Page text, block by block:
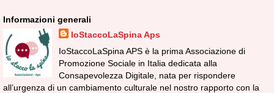
Informazioni generali
IoStaccoLaSpina Aps
IoStaccoLaSpina APS è la prima Associazione di
Promozione Sociale in Italia dedicata alla
Consapevolezza Digitale, nata per rispondere
all’urgenza di un cambiamento culturale nel nostro rapporto con la